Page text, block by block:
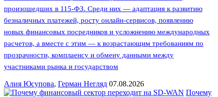
произошедших в 115-ФЗ. Среди них — адаптация к развитию
безналичных платежей, росту онлайн-сервисов, появлению
новых финансовых посредников и усложнению международных
расчетов, а вместе с этим — к возрастающим требованиям по
прозрачности, комплаенсу и обмену данными между
участниками рынка и государством
Алия Юсупова, Герман Негляд 07.08.2026
Почему